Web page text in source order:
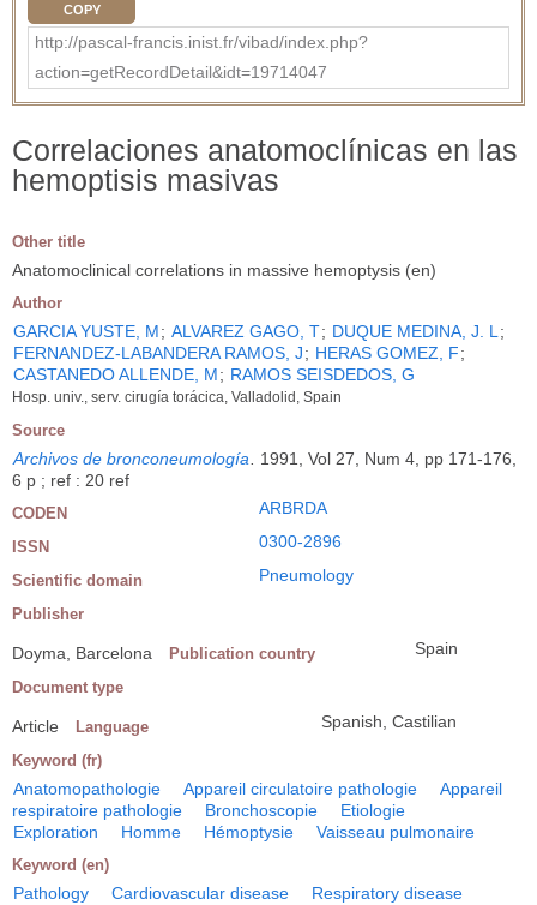
COPY
http://pascal-francis.inist.fr/vibad/index.php?
action=getRecordDetail&idt=19714047
Correlaciones anatomoclínicas en las
hemoptisis masivas
Other title
Anatomoclinical correlations in massive hemoptysis (en)
Author
GARCIA YUSTE, M; ALVAREZ GAGO, T; DUQUE MEDINA, J. L ;
FERNANDEZ-LABANDERA RAMOS, J; HERAS GOMEZ, F;
CASTANEDO ALLENDE, M; RAMOS SEISDEDOS, G
Hosp. univ., serv. cirugía torácica, Valladolid, Spain
Source
Archivos de bronconeumología
1991, Vol 27, Num 4, pp 171-176,
6 p ; ref : 20 ref
CODEN ARBRDA
ISSN 0300-2896
Scientific domain Pneumology
Publisher
Doyma, Barcelona Publication country Spain
Document type
Article Language Spanish, Castilian
Keyword (fr)
Anatomopathologie Appareil circulatoire pathologie
Appareil
respiratoire pathologie
Bronchoscopie
Etiologie
Exploration
Homme Hémoptysie Vaisseau pulmonaire
Keyword (en)
Pathology Cardiovascular disease
Respiratory disease